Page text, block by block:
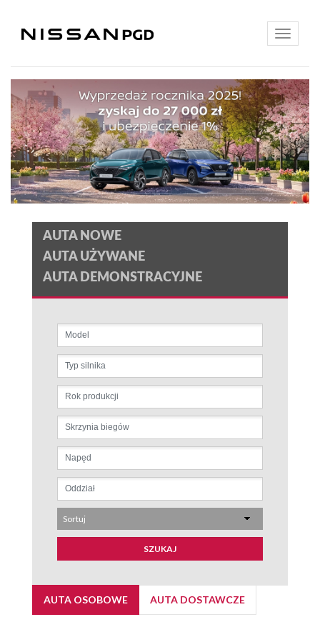
Toggle
AUTA NOWE
AUTA UŻYWANE
AUTA DEMONSTRACYJNE
Sortuj
SZUKAJ
AUTA OSOBOWE AUTA DOSTAWCZE